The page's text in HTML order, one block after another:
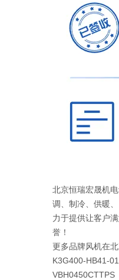
北京恒瑞宏晟机
调、制冷、供暖
力于提供让客户
誉！
更多品牌风机在
K3G400-HB41-01
VBH0450CTTPS